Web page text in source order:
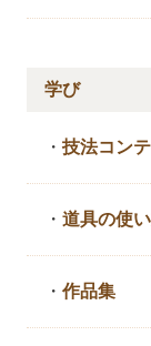
学び
・技法コン
・道具の使
・作品集